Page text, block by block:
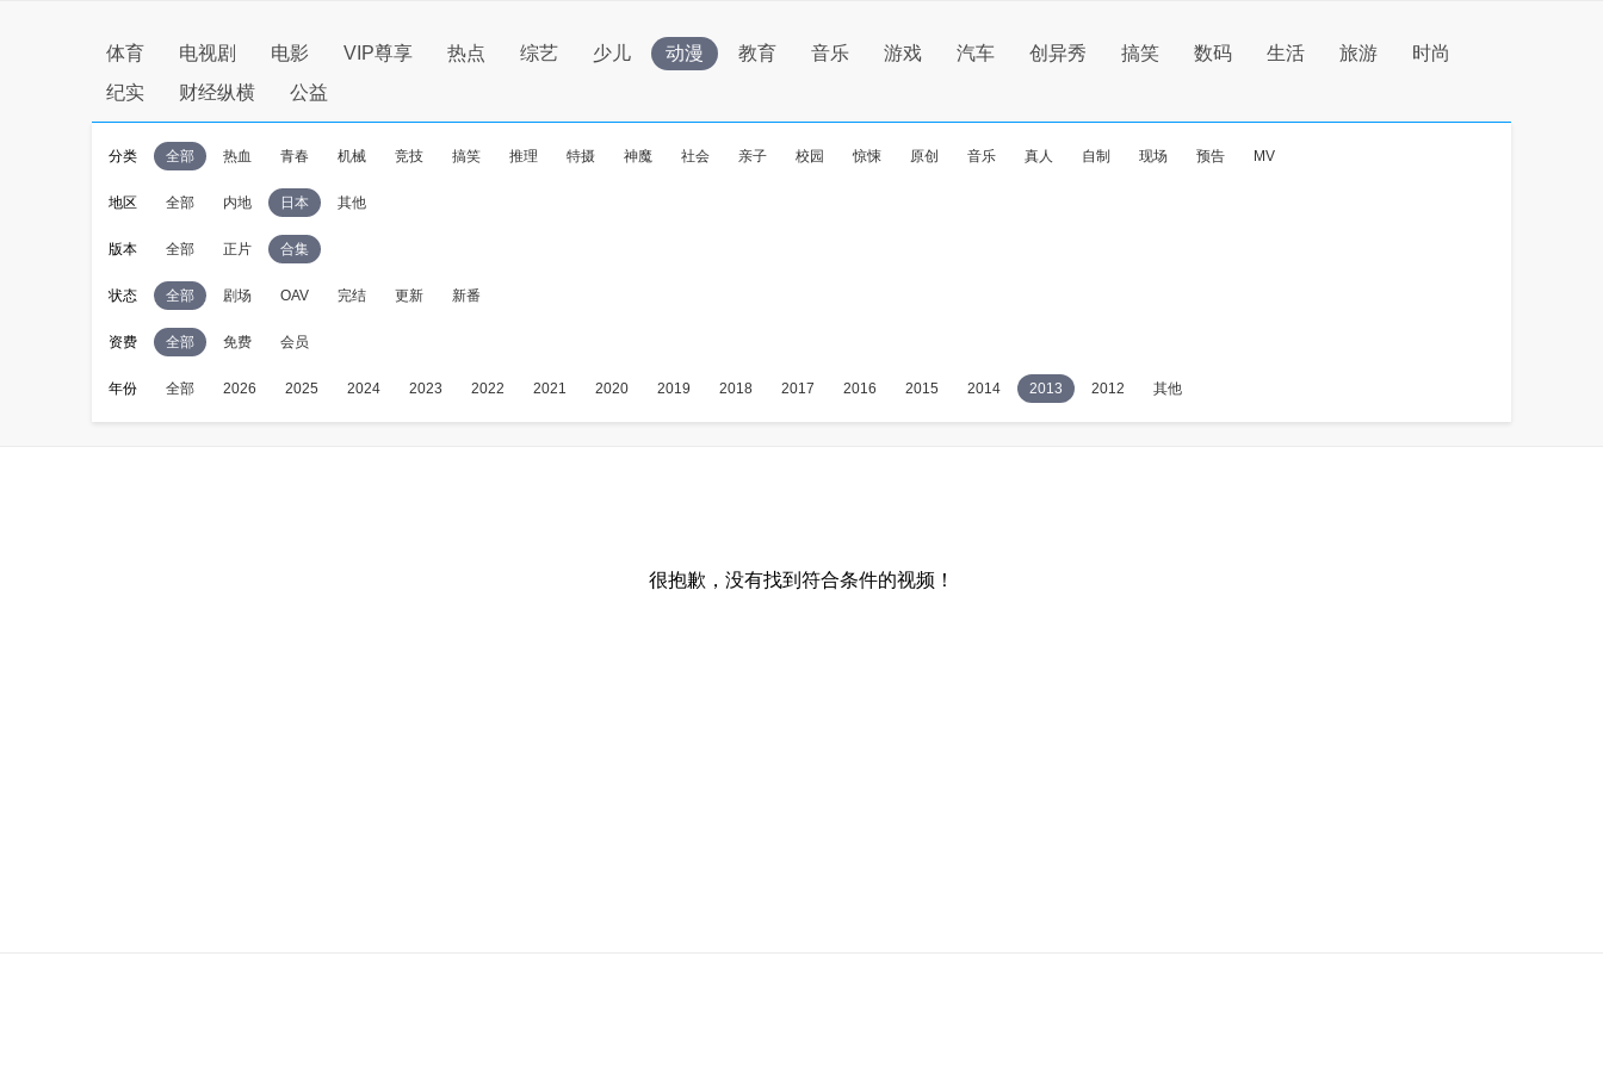
体育 电视剧 电影 VIP尊享 热点 综艺 少儿 动漫 教育 音乐 游戏 汽车 创异秀 搞笑 数码 生活 旅游
时尚
纪实
财经纵横 公益
分类 全部 热血 青春 机械 竞技 搞笑 推理 特摄 神魔 社会 亲子 校园 惊悚 原创 音乐 真人 自制 现场 预告 MV
地区 全部 内地 日本 其他
版本 全部 正片 合集
状态 全部 剧场 OAV 完结 更新 新番
资费 全部 免费 会员
年份 全部 2026 2025 2024 2023 2022 2021 2020 2019 2018 2017 2016 2015 2014 2013 2012 其他
很抱歉，没有找到符合条件的视频！